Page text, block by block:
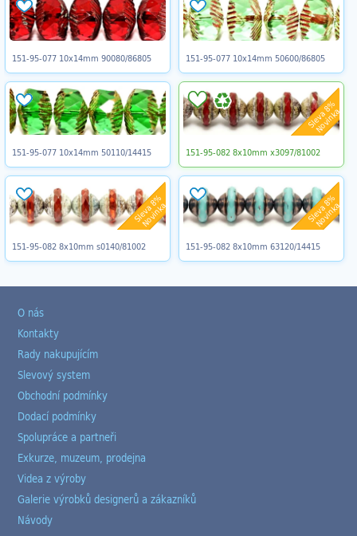
151-95-077 10x14mm 90080/86805 151-95-077 10x14mm 50600/86805
151-95-077 10x14mm 50110/14415
Sleva 8%
Novinka
151-95-082 8x10mm x3097/81002
Sleva 8%
Novinka
151-95-082 8x10mm s0140/81002
Sleva 8%
Novinka
151-95-082 8x10mm 63120/14415
O nás
Kontakty
Rady nakupujícím
Slevový system
Obchodní podmínky
Dodací podmínky
Spolupráce a partneři
Exkurze, muzeum, prodejna
Videa z výroby
Galerie výrobků designerů a zákazníků
Návody